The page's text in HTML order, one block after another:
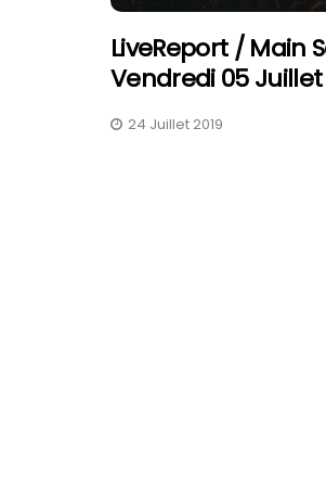
LiveReport / Main
Vendredi 05 Juillet
24 Juillet 2019